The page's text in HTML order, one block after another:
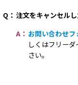
Q： 注文をキャンセル
A： お問い合わせフ
しくはフリー
さい。